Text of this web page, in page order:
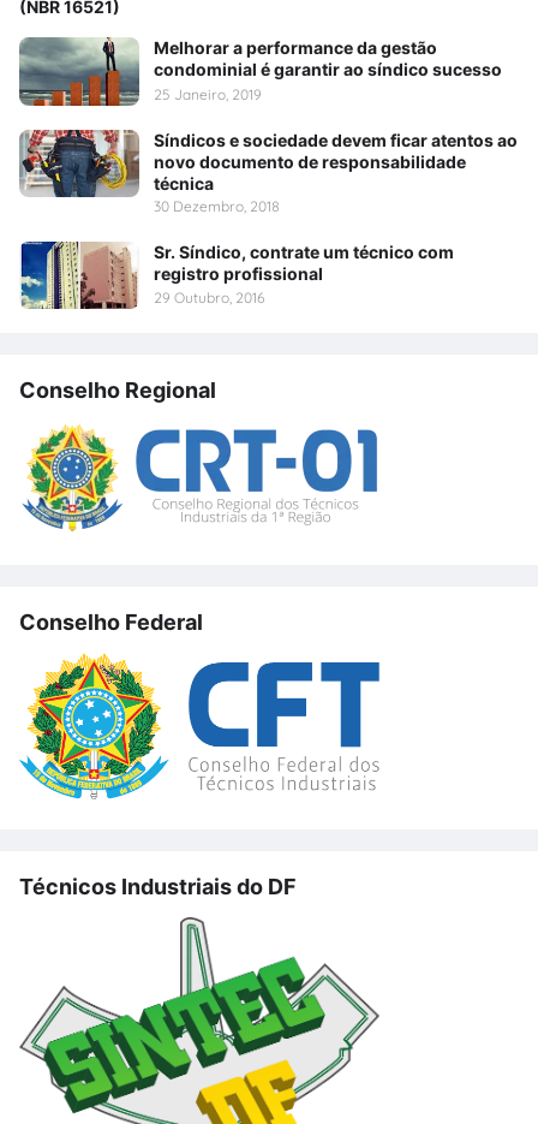
(NBR 16521)
Melhorar a performance da gestão
condominial é garantir ao síndico sucesso
25 Janeiro, 2019
Síndicos e sociedade devem ficar atentos ao
novo documento de responsabilidade
técnica
30 Dezembro, 2018
Sr. Síndico, contrate um técnico com
registro profissional
29 Outubro, 2016
Conselho Regional
Conselho Federal
Técnicos Industriais do DF